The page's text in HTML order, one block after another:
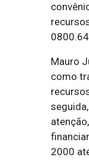
Mauro
como
2000